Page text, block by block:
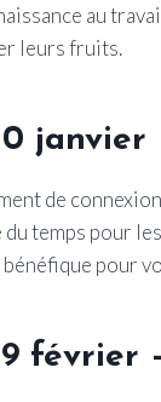
au
leurs fruits.
janvier
de
temps pour
pour
février